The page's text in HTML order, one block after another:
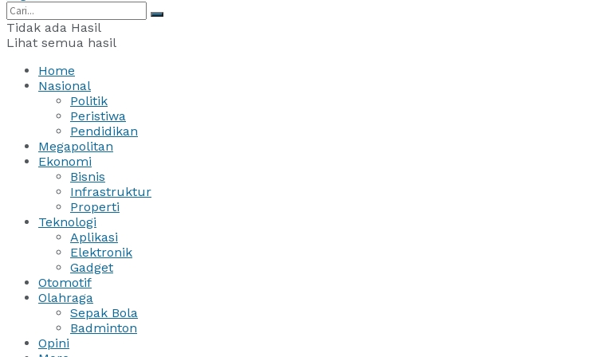
Tidak ada Hasil
Lihat semua hasil
Home
Nasional
Politik
Peristiwa
Pendidikan
Megapolitan
Ekonomi
Bisnis
Infrastruktur
Properti
Teknologi
Aplikasi
Elektronik
Gadget
Otomotif
Olahraga
Sepak Bola
Badminton
Opini